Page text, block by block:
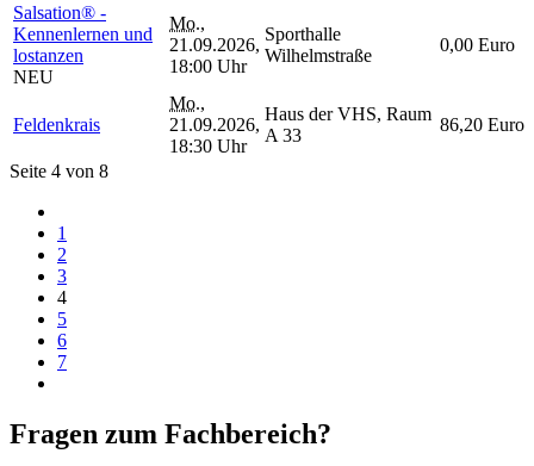
Salsation® -
Kennenlernen und
lostanzen
NEU
Mo.,
21.09.2026,
18:00 Uhr
Sporthalle
Wilhelmstraße
0,00 Euro
Feldenkrais
Mo.,
21.09.2026,
18:30 Uhr
Haus der VHS, Raum
A 33
86,20 Euro
Seite 4 von 8
1
2
3
4
5
6
7
Fragen zum Fachbereich?